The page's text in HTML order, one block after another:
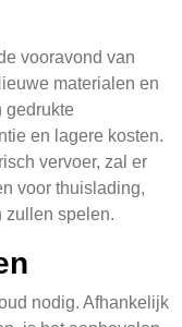
vooravond van
materialen en
gedrukte
en lagere kosten.
vervoer, zal er
voor thuislading,
zullen spelen.
nodig. Afhankelijk